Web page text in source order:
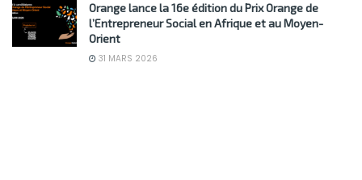
Orange lance la 16e édition du Prix Orange de
l’Entrepreneur Social en Afrique et au Moyen-
Orient
31 MARS 2026